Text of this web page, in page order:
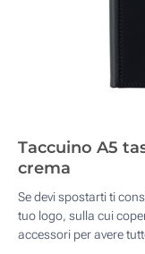
Taccuino A5
crema
Se devi spostarti ti
tuo logo, sulla cui
accessori per avere